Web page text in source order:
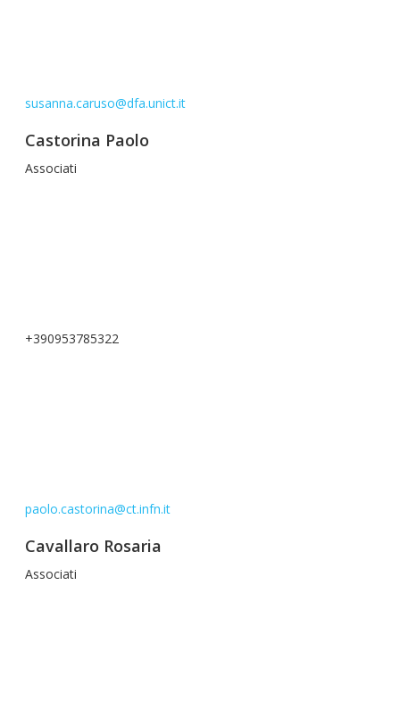
susanna.caruso@dfa.unict.it
Castorina Paolo
Associati
+390953785322
paolo.castorina@ct.infn.it
Cavallaro Rosaria
Associati